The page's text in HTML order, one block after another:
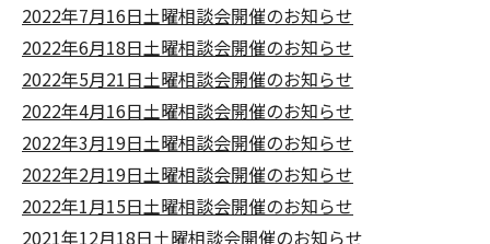
2022年7月16日土曜相談会開催のお知らせ
2022年6月18日土曜相談会開催のお知らせ
2022年5月21日土曜相談会開催のお知らせ
2022年4月16日土曜相談会開催のお知らせ
2022年3月19日土曜相談会開催のお知らせ
2022年2月19日土曜相談会開催のお知らせ
2022年1月15日土曜相談会開催のお知らせ
2021年12月18日土曜相談会開催のお知らせ